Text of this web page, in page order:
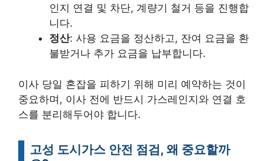
인지 연결 및 차단, 계량기 철거 등을 진행합
니다.
정산: 사용 요금을 정산하고, 잔여 요금을 환
불받거나 추가 요금을 납부합니다.
이사 당일 혼잡을 피하기 위해 미리 예약하는 것이
중요하며, 이사 전에 반드시 가스레인지와 연결 호
스를 분리해두어야 합니다.
고성 도시가스 안전 점검, 왜 중요할까